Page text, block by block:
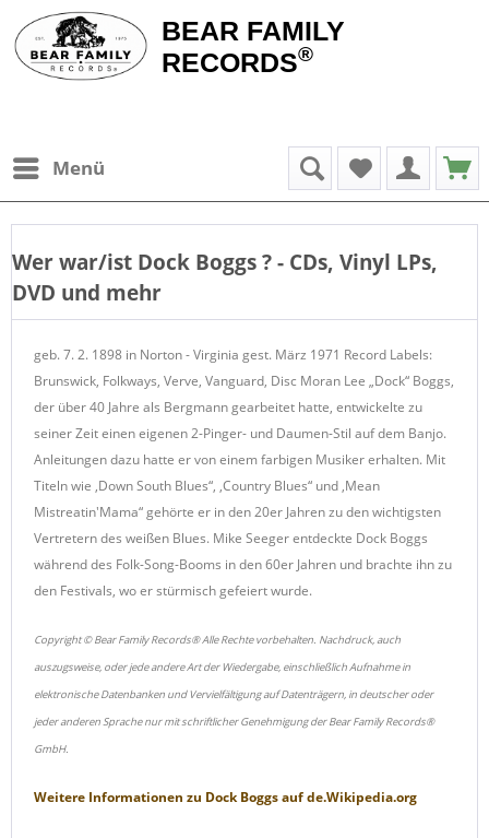
BEAR FAMILY
RECORDS®
Menü
Wer war/ist Dock Boggs? - CDs, Vinyl LPs,
DVD und mehr
geb. 7. 2. 1898 in Norton - Virginia gest. März 1971 Record Labels:
Brunswick, Folkways, Verve, Vanguard, Disc Moran Lee „Dock“ Boggs,
der über 40 Jahre als Bergmann gearbeitet hatte, entwickelte zu
seiner Zeit einen eigenen 2-Pinger- und Daumen-Stil auf dem Banjo.
Anleitungen dazu hatte er von einem farbigen Musiker erhalten. Mit
Titeln wie ,Down South Blues“, ,Country Blues“ und ,Mean
Mistreatin'Mama“ gehörte er in den 20er Jahren zu den wichtigsten
Vertretern des weißen Blues. Mike Seeger entdeckte Dock Boggs
während des Folk-Song-Booms in den 60er Jahren und brachte ihn zu
den Festivals, wo er stürmisch gefeiert wurde.
Copyright © Bear Family Records® Alle Rechte vorbehalten. Nachdruck, auch
auszugsweise, oder jede andere Art der Wiedergabe, einschließlich Aufnahme in
elektronische Datenbanken und Vervielfältigung auf Datenträgern, in deutscher oder
jeder anderen Sprache nur mit schriftlicher Genehmigung der Bear Family Records®
GmbH.
Weitere Informationen zu Dock Boggsaufde.Wikipedia.org